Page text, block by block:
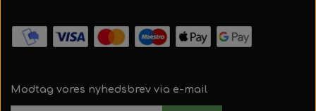
Modtag vores nyhedsbrev via e-mail